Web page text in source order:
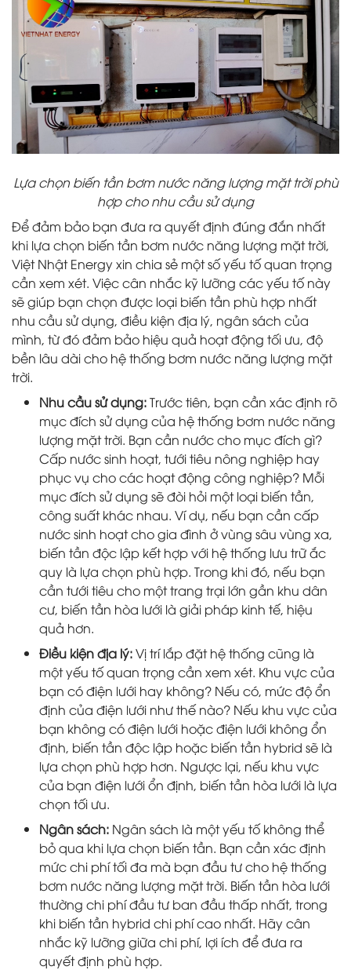
Lựa chọn biến tần bơm nước năng lượng mặt trời phù
hợp cho nhu cầu sử dụng
Để đảm bảo bạn đưa ra quyết định đúng đắn nhất
khi lựa chọn biến tần bơm nước năng lượng mặt trời,
Việt Nhật Energy xin chia sẻ một số yếu tố quan trọng
cần xem xét. Việc cân nhắc kỹ lưỡng các yếu tố này
sẽ giúp bạn chọn được loại biến tần phù hợp nhất
nhu cầu sử dụng, điều kiện địa lý, ngân sách của
mình, từ đó đảm bảo hiệu quả hoạt động tối ưu, độ
bền lâu dài cho hệ thống bơm nước năng lượng mặt
trời.
Nhu cầu sử dụng:Trước tiên, bạn cần xác định rõ
mục đích sử dụng của hệ thống bơm nước năng
lượng mặt trời. Bạn cần nước cho mục đích gì?
Cấp nước sinh hoạt, tưới tiêu nông nghiệp hay
phục vụ cho các hoạt động công nghiệp? Mỗi
mục đích sử dụng sẽ đòi hỏi một loại biến tần,
công suất khác nhau. Ví dụ, nếu bạn cần cấp
nước sinh hoạt cho gia đình ở vùng sâu vùng xa,
biến tần độc lập kết hợp với hệ thống lưu trữ ắc
quy là lựa chọn phù hợp. Trong khi đó, nếu bạn
cần tưới tiêu cho một trang trại lớn gần khu dân
cư, biến tần hòa lưới là giải pháp kinh tế, hiệu
quả hơn.
Điều kiện địa lý:Vị trí lắp đặt hệ thống cũng là
một yếu tố quan trọng cần xem xét. Khu vực của
bạn có điện lưới hay không? Nếu có, mức độ ổn
định của điện lưới như thế nào? Nếu khu vực của
bạn không có điện lưới hoặc điện lưới không ổn
định, biến tần độc lập hoặc biến tần hybrid sẽ là
lựa chọn phù hợp hơn. Ngược lại, nếu khu vực
của bạn điện lưới ổn định, biến tần hòa lưới là lựa
chọn tối ưu.
Ngân sách: Ngân sách là một yếu tố không thể
bỏ qua khi lựa chọn biến tần. Bạn cần xác định
mức chi phí tối đa mà bạn đầu tư cho hệ thống
bơm nước năng lượng mặt trời. Biến tần hòa lưới
thường chi phí đầu tư ban đầu thấp nhất, trong
khi biến tần hybrid chi phí cao nhất. Hãy cân
nhắc kỹ lưỡng giữa chi phí, lợi ích để đưa ra
quyết định phù hợp.